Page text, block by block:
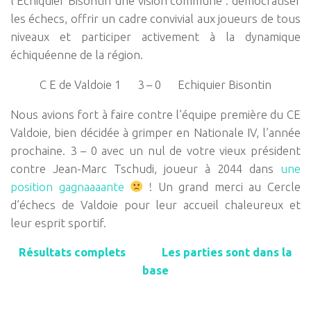
les échecs, offrir un cadre convivial aux joueurs de tous
niveaux et participer activement à la dynamique
échiquéenne de la région.
C E de Valdoie 1 3 – 0 Echiquier Bisontin
Nous avions fort à faire contre l’équipe première du CE
Valdoie, bien décidée à grimper en Nationale IV, l’année
prochaine. 3 – 0 avec un nul de votre vieux président
contre Jean-Marc Tschudi, joueur à 2044 dans une
position gagnaaaante
! Un grand merci au Cercle
d’échecs de Valdoie pour leur accueil chaleureux et
leur esprit sportif.
Résultats complets
Les parties sont dans la
base